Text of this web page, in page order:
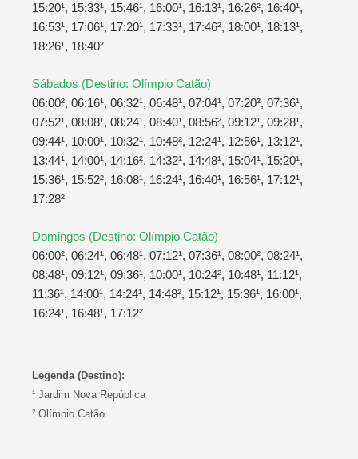
15:20¹, 15:33¹, 15:46¹, 16:00¹, 16:13¹, 16:26², 16:40¹,
16:53¹, 17:06¹, 17:20¹, 17:33¹, 17:46², 18:00¹, 18:13¹,
18:26¹, 18:40²
Sábados (Destino: Olímpio Catão)
06:00², 06:16¹, 06:32¹, 06:48¹, 07:04¹, 07:20², 07:36¹,
07:52¹, 08:08¹, 08:24¹, 08:40¹, 08:56², 09:12¹, 09:28¹,
09:44¹, 10:00¹, 10:32¹, 10:48², 12:24¹, 12:56¹, 13:12¹,
13:44¹, 14:00¹, 14:16², 14:32¹, 14:48¹, 15:04¹, 15:20¹,
15:36¹, 15:52², 16:08¹, 16:24¹, 16:40¹, 16:56¹, 17:12¹,
17:28²
Domingos (Destino: Olímpio Catão)
06:00², 06:24¹, 06:48¹, 07:12¹, 07:36¹, 08:00², 08:24¹,
08:48¹, 09:12¹, 09:36¹, 10:00¹, 10:24², 10:48¹, 11:12¹,
11:36¹, 14:00¹, 14:24¹, 14:48², 15:12¹, 15:36¹, 16:00¹,
16:24¹, 16:48¹, 17:12²
Legenda (Destino):
¹ Jardim Nova República
² Olímpio Catão